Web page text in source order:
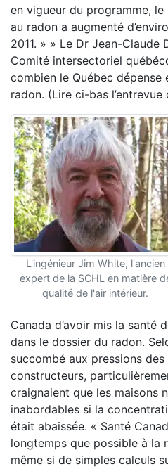
en vigueur du programme,
au radon a augmenté
2011. » » Le Dr Jean-Claude
Comité intersectoriel
combien le Québec dépense
radon. (Lire ci-bas l’entrevue
L'ingénieur Jim White, l'ancien
expert de la SCHL en matière
qualité de l'air intérieur.
Canada d’avoir mis la santé
dans le dossier du radon.
succombé aux pressions
constructeurs,
craignaient que les maisons
inabordables si la
était abaissée. « Santé
longtemps que possible à la
même si de simples calculs